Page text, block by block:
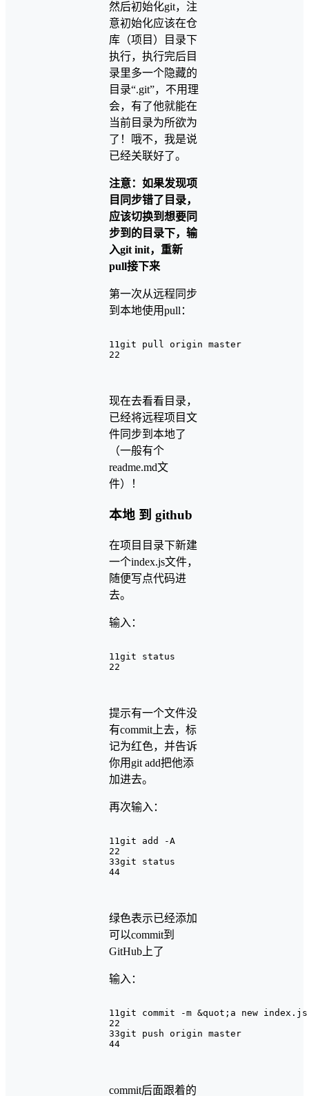
然后初始化git，注
意初始化应该在仓
库（项目）目录下
执行，执行完后目
录里多一个隐藏的
目录“.git”，不用理
会，有了他就能在
当前目录为所欲为
了！哦不，我是说
已经关联好了。
注意：如果发现项
目同步错了目录，
应该切换到想要同
步到的目录下，输
入git init，重新
pull接下来
第一次从远程同步
到本地使用pull：
1
2
1git pull origin master
2
现在去看看目录，
已经将远程项目文
件同步到本地了
（一般有个
readme.md文
件）！
本地 到 github
在项目目录下新建
一个index.js文件，
随便写点代码进
去。
输入：
1
2
1git status
2
提示有一个文件没
有commit上去，标
记为红色，并告诉
你用git add把他添
加进去。
再次输入：
1
2
3
4
1git add -A
2
3git status
4
绿色表示已经添加
可以commit到
GitHub上了
输入：
1
2
3
4
1git commit -m &quot;a new
2
3git push origin master
4
commit后面跟着的